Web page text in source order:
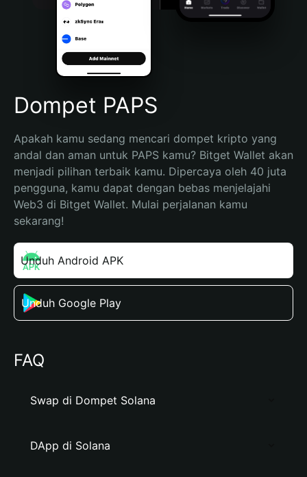
Português (Brasil)
Español (Argentina)
Dompet PAPS
Apakah kamu sedang mencari dompet kripto yang
andal dan aman untuk PAPS kamu? Bitget Wallet akan
menjadi pilihan terbaik kamu. Dipercaya oleh 40 juta
pengguna, kamu dapat dengan bebas menjelajahi
Web3 di Bitget Wallet. Mulai perjalanan kamu
sekarang!
Unduh Android APK
Unduh Google Play
FAQ
Swap di Dompet Solana
DApp di Solana